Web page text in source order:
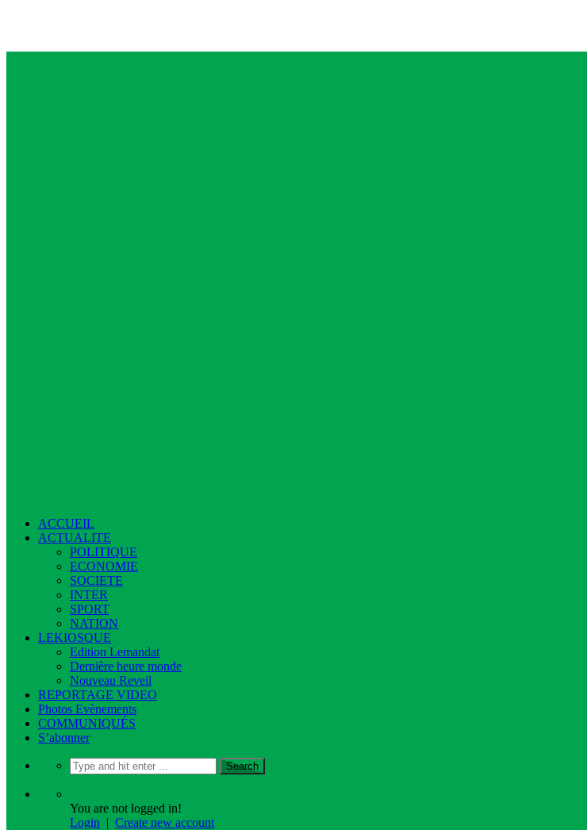
ACCUEIL
ACTUALITE
POLITIQUE
ECONOMIE
SOCIETE
INTER
SPORT
NATION
LEKIOSQUE
Edition Lemandat
Dernière heure monde
Nouveau Reveil
REPORTAGE VIDEO
Photos Evènements
COMMUNIQUÉS
S’abonner
You are not logged in!
Login | Create new account